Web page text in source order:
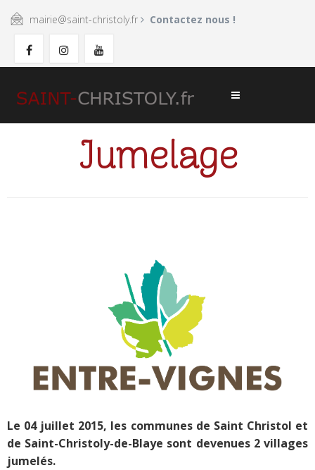
mairie@saint-christoly.fr Contactez nous !
Jumelage
Le 04 juillet 2015, les communes de Saint Christol et
de Saint-Christoly-de-Blaye sont devenues 2 villages
jumelés.